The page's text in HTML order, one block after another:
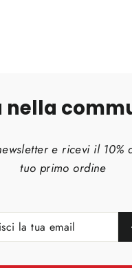
nella
e ricevi il 10%
tuo primo ordine
INSERISCI
LA
ISCRIVITI